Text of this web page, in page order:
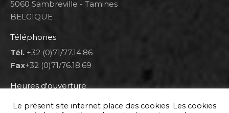
5060 Sambreville - Tamines
BELGIQUE
Téléphones
Tél. +32 (0)71/77.14.86
Fax+32 (0)71/76.18.69
Heures d'ouverture
Lun 8h00-12h00 et 12h30-14h30
Le présent site internet place des cookies. Les cookies